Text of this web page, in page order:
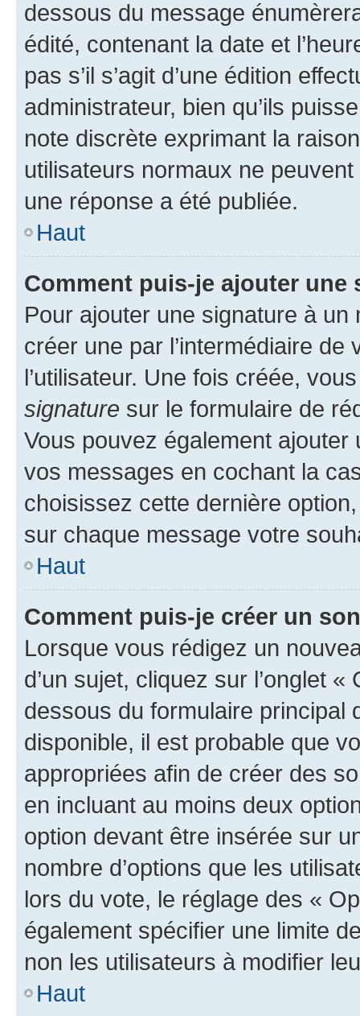
dessous du message
édité, contenant la date et
pas s’il s’agit d’une édition
administrateur, bien qu’ils
note discrète exprimant la
utilisateurs normaux ne
une réponse a été publiée.
Haut
Comment puis-je ajouter une
Pour ajouter une signature à un
créer une par l’intermédiaire
l’utilisateur. Une fois créée,
signature sur le formulaire de
Vous pouvez également
vos messages en cochant la
choisissez cette dernière
sur chaque message votre
Haut
Comment puis-je créer un
Lorsque vous rédigez un
d’un sujet, cliquez sur l’onglet
dessous du formulaire principal
disponible, il est probable que
appropriées afin de créer des
en incluant au moins deux
option devant être insérée sur
nombre d’options que les
lors du vote, le réglage des «
également spécifier une limite
non les utilisateurs à modifier
Haut